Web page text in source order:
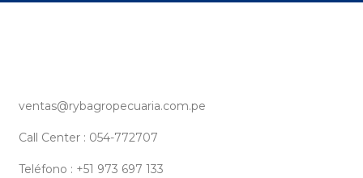
ventas@rybagropecuaria.com.pe
Call Center : 054-772707
Teléfono : +51 973 697 133